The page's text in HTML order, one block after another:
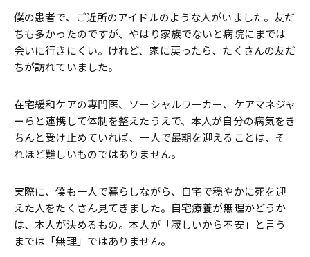
僕の患者で、ご近所のアイドルのような人がいました。友だ
ちも多かったのですが、やはり家族でないと病院にまでは
会いに行きにくい。けれど、家に戻ったら、たくさんの友だ
ちが訪れていました。
在宅緩和ケアの専門医、ソーシャルワーカー、ケアマネジャ
ーらと連携して体制を整えたうえで、本人が自分の病気をき
ちんと受け止めていれば、一人で最期を迎えることは、そ
れほど難しいものではありません。
実際に、僕も一人で暮らしながら、自宅で穏やかに死を迎
えた人をたくさん見てきました。自宅療養が無理かどうか
は、本人が決めるもの。本人が「寂しいから不安」と言う
までは「無理」ではありません。